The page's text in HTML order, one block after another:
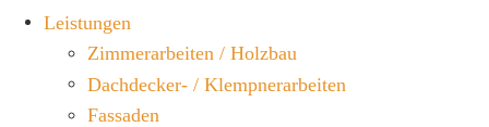
Leistungen
Zimmerarbeiten / Holzbau
Dachdecker- / Klempnerarbeiten
Fassaden